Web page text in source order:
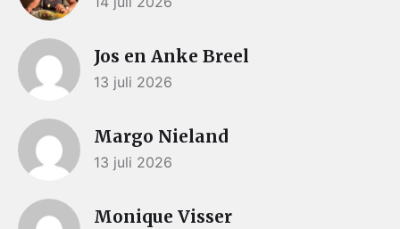
Jos en Anke Breel
13 juli 2026
Margo Nieland
13 juli 2026
Monique Visser